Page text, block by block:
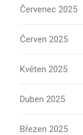
Červenec 2025
Červen 2025
Květen 2025
Duben 2025
Březen 2025